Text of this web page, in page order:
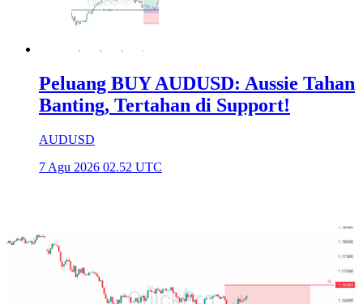
Peluang BUY AUDUSD: Aussie Tahan
Banting, Tertahan di Support!
AUDUSD
7 Agu 2026 02.52 UTC